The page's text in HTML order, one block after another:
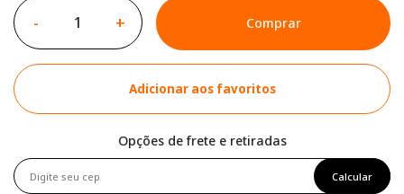
- + Comprar
Adicionar aos favoritos
Opções de frete e retiradas
Calcular